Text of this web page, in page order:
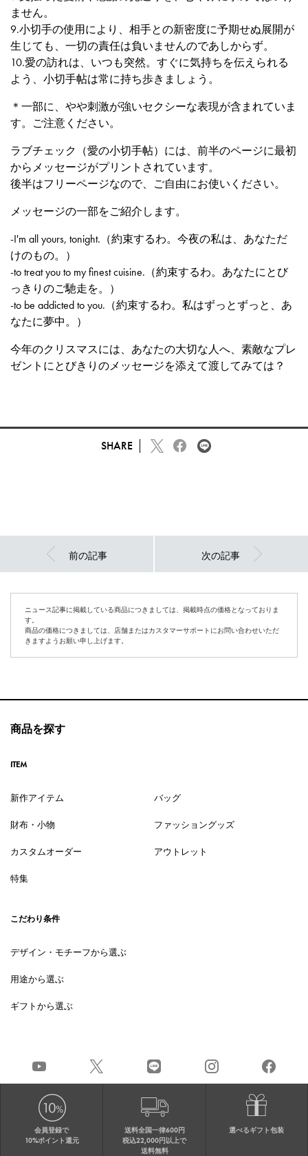
ません。
9.小切手の使用により、相手との新密度に予期せぬ展開が
生じても、一切の責任は負いませんのであしからず。
10.愛の訪れは、いつも突然。すぐに気持ちを伝えられる
よう、小切手帖は常に持ち歩きましょう。
＊一部に、やや刺激が強いセクシーな表現が含まれていま
す。ご注意ください。
ラブチェック（愛の小切手帖）には、前半のページに最初
からメッセージがプリントされています。
後半はフリーページなので、ご自由にお使いください。
メッセージの一部をご紹介します。
-I'm all yours, tonight.（約束するわ。今夜の私は、あなただ
けのもの。）
-to treat you to my finest cuisine.（約束するわ。あなたにとび
っきりのご馳走を。）
-to be addicted to you.（約束するわ。私はずっとずっと、あ
なたに夢中。）
今年のクリスマスには、あなたの大切な人へ、素敵なプレ
ゼントにとびきりのメッセージを添えて渡してみては？
SHARE
前の記事 次の記事
ニュース記事に掲載している商品につきましては、掲載時点の価格となっておりま
す。
商品の価格につきましては、店舗またはカスタマーサポートにお問い合わせいただ
きますようお願い申し上げます。
商品を探す
ITEM
新作アイテム バッグ
財布・小物 ファッショングッズ
カスタムオーダー アウトレット
特集
こだわり条件
デザイン・モチーフから選ぶ
用途から選ぶ
ギフトから選ぶ
会員登録で
10%ポイント還元
送料全国一律600円
税込22,000円以上で
送料無料
選べるギフト包装